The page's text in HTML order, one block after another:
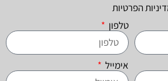
הפרטיות
טלפון
אימייל